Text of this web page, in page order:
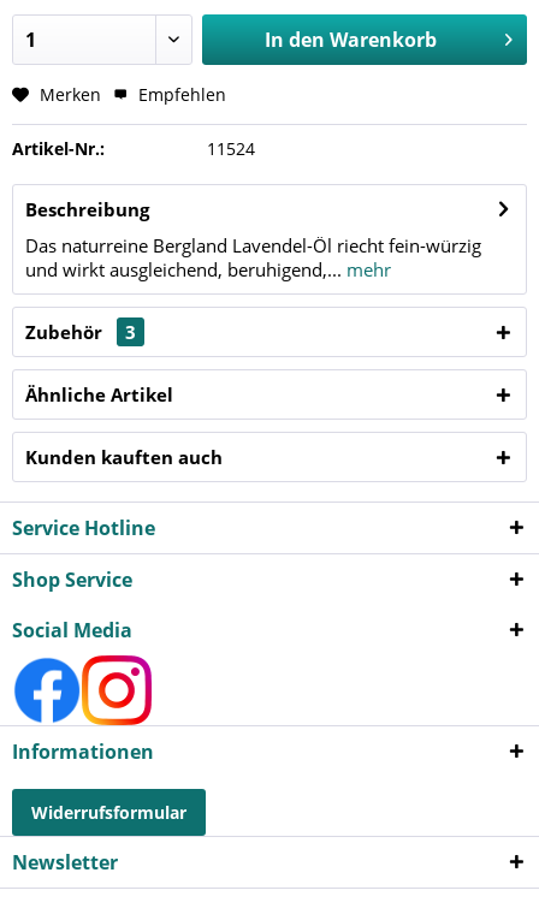
In den Warenkorb
Merken Empfehlen
Artikel-Nr.: 11524
Beschreibung
Das naturreine Bergland Lavendel-Öl riecht fein-würzig
und wirkt ausgleichend, beruhigend,... mehr
Zubehör 3
Ähnliche Artikel
Kunden kauften auch
Service Hotline
Shop Service
Social Media
Informationen
Widerrufsformular
Newsletter